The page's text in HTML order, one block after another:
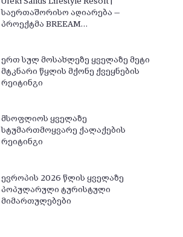
საერთაშორისო აღიარება —
პროექტმა BREEAM…
ერთ სულ მოსახლეზე ყველაზე მეტი
მტკნარი წყლის მქონე ქვეყნების
რეიტინგი
მსოფლიოს ყველაზე
სტუმართმოყვარე ქალაქების
რეიტინგი
ევროპის 2026 წლის ყველაზე
პოპულარული ტურისტული
მიმართულებები